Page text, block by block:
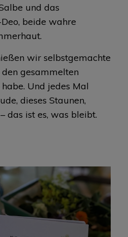
und das
beide wahre
wir selbstgemachte
gesammelten
Und jedes Mal
dieses Staunen,
das ist es, was bleibt.